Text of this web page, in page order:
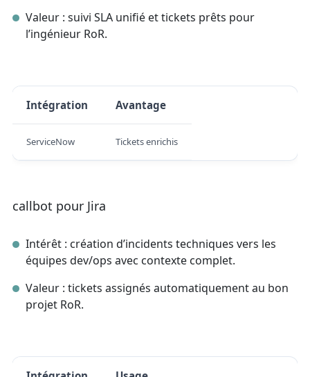
Valeur : suivi SLA unifié et tickets prêts pour
l’ingénieur RoR.
Intégration Avantage
ServiceNow Tickets enrichis
callbot pour Jira
Intérêt : création d’incidents techniques vers les
équipes dev/ops avec contexte complet.
Valeur : tickets assignés automatiquement au bon
projet RoR.